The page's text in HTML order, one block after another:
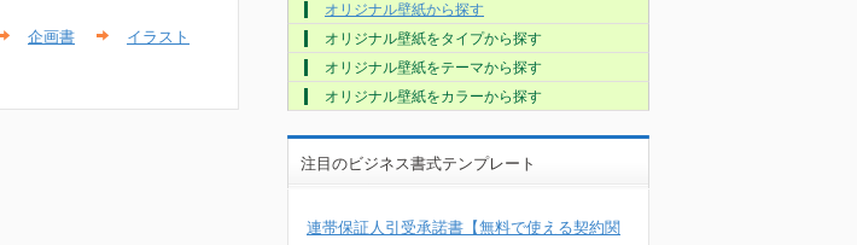
企画書
イラスト
オリジナル壁紙から探す
オリジナル壁紙をタイプから探す
オリジナル壁紙をテーマから探す
オリジナル壁紙をカラーから探す
注目のビジネス書式テンプレート
連帯保証人引受承諾書【無料で使える契約関